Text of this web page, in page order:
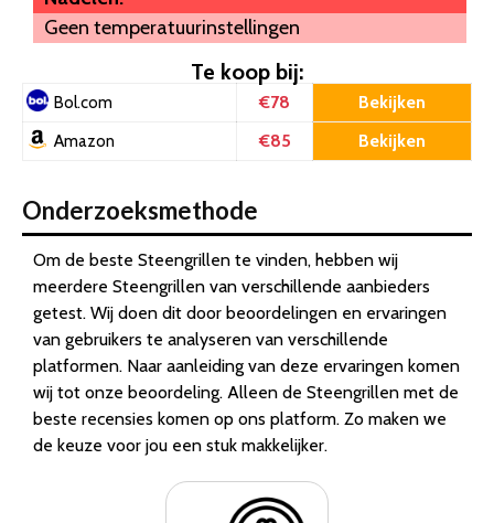
Geen temperatuurinstellingen
Te koop bij:
Bol.com €78 Bekijken
Amazon €85 Bekijken
Onderzoeksmethode
Om de beste Steengrillen te vinden, hebben wij
meerdere Steengrillen van verschillende aanbieders
getest. Wij doen dit door beoordelingen en ervaringen
van gebruikers te analyseren van verschillende
platformen. Naar aanleiding van deze ervaringen komen
wij tot onze beoordeling. Alleen de Steengrillen met de
beste recensies komen op ons platform. Zo maken we
de keuze voor jou een stuk makkelijker.